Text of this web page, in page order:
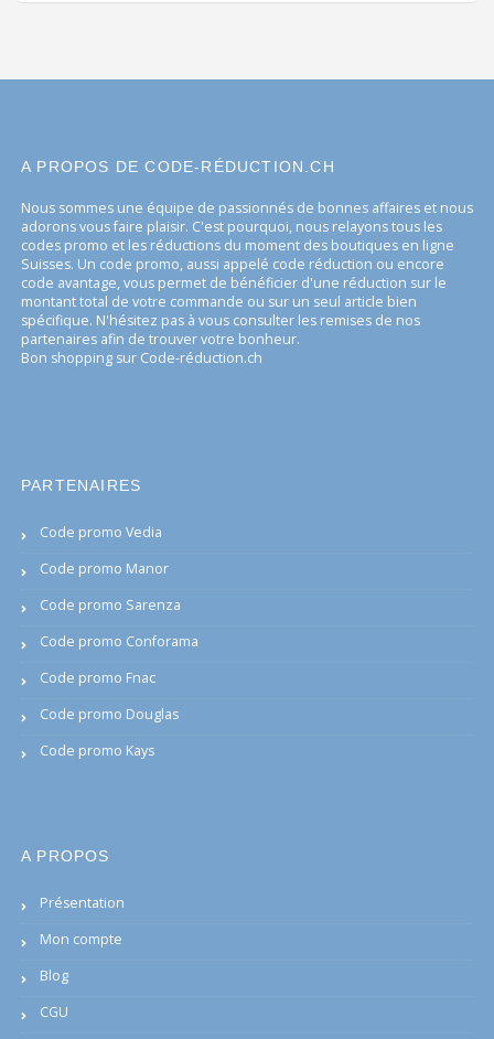
A PROPOS DE CODE-RÉDUCTION.CH
Nous sommes une équipe de passionnés de bonnes affaires et nous
adorons vous faire plaisir. C'est pourquoi, nous relayons tous les
codes promo et les réductions du moment des boutiques en ligne
Suisses. Un code promo, aussi appelé code réduction ou encore
code avantage, vous permet de bénéficier d'une réduction sur le
montant total de votre commande ou sur un seul article bien
spécifique. N'hésitez pas à vous consulter les remises de nos
partenaires afin de trouver votre bonheur.
Bon shopping sur Code-réduction.ch
PARTENAIRES
Code promo Vedia
Code promo Manor
Code promo Sarenza
Code promo Conforama
Code promo Fnac
Code promo Douglas
Code promo Kays
A PROPOS
Présentation
Mon compte
Blog
CGU